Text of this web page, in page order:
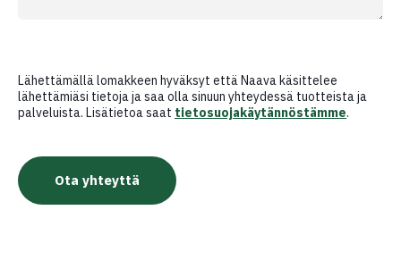
Lähettämällä lomakkeen hyväksyt että Naava käsittelee
lähettämiäsi tietoja ja saa olla sinuun yhteydessä tuotteista ja
palveluista. Lisätietoa saat tietosuojakäytännöstämme.